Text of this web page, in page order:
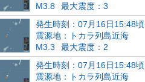
M3.8
最大震度：3
発生時刻：07月16日15:48頃
震源地：トカラ列島近海
M3.3
最大震度：2
発生時刻：07月16日15:48頃
震源地：トカラ列島近海